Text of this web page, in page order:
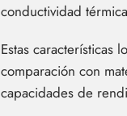
conductividad
Estas características
comparación con
capacidades de